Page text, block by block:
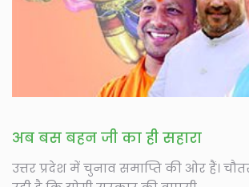
अब बस बहन जी का ही सहारा
उत्तर प्रदेश में चुनाव समाप्ति की ओर हैं।